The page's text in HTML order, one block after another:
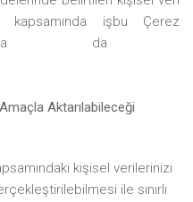
kapsamında işbu Çerez
da
Aktarılabileceği
kişisel verilerinizi
ile sınırlı